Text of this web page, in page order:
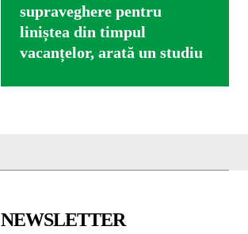
supraveghere pentru
liniștea din timpul
vacanțelor, arată un studiu
NEWSLETTER